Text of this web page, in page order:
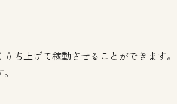
ち上げて稼動させることができます